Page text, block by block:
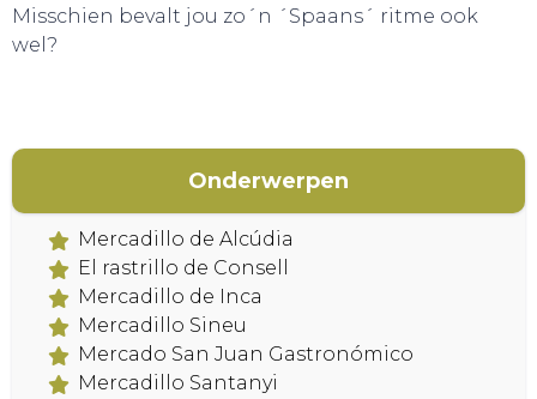
Misschien bevalt jou zo´n ´Spaans´ ritme ook
wel?
Onderwerpen
Mercadillo de Alcúdia
El rastrillo de Consell
Mercadillo de Inca
Mercadillo Sineu
Mercado San Juan Gastronómico
Mercadillo Santanyi